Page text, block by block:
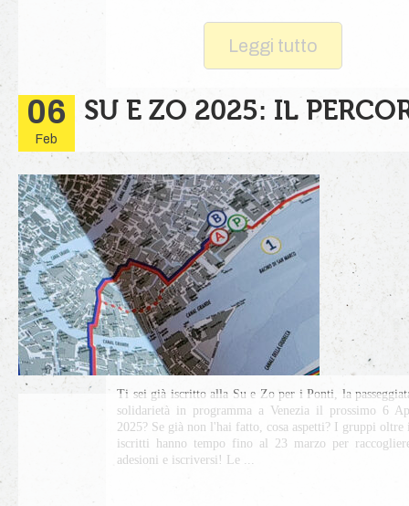
Leggi tutto
06
Feb
SU E ZO 2025: IL
Ti sei già iscritto alla Su e Zo per i Ponti, la
solidarietà in programma a Venezia il prossimo 6
2025? Se già non l'hai fatto, cosa aspetti? I gruppi oltre
iscritti hanno tempo fino al 23 marzo per
adesioni e iscriversi! Le ...